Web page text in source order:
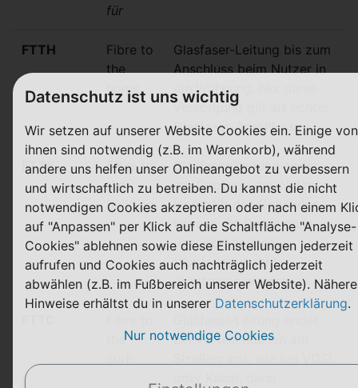
für
FTTH
Fibre to
the
h ome
Glasfaser-Leitung bis zum
Anschluss beim Nutzer in
die Wohnung. Nur diese
Versorgung gilt als
Glasfaser-Anschluss
FTTB
Fibre to
the
building
Glasfaser-Leitung endet
am Gebäude des Nutzers.
Innerhalb des Gebäudes
können die Daten dann
über vorhandene
(Kupferleitungen)
übertragen werden
the
am Verteilerkarten am
Datenschutz ist uns wichtig
Wir setzen auf unserer Website Cookies ein. Einige von
ihnen sind notwendig (z.B. im Warenkorb), während
andere uns helfen unser Onlineangebot zu verbessern
und wirtschaftlich zu betreiben. Du kannst die nicht
notwendigen Cookies akzeptieren oder nach einem
auf "Anpassen" per Klick auf die Schaltfläche "Analyse-
Cookies" ablehnen sowie diese Einstellungen jederzeit
aufrufen und Cookies auch nachträglich jederzeit
abwählen (z.B. im Fußbereich unserer Website). Nähere
Hinweise erhältst du in unserer Datenschutzerklärung.
Nur notwendige Cookies